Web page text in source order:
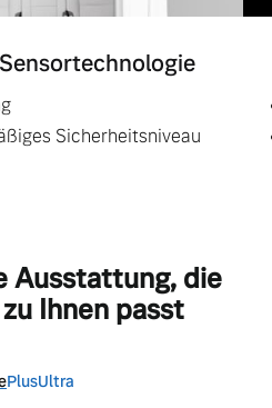
Sicherheitsniveau
Ausstattung, die
Ihnen passt
PlusUltra